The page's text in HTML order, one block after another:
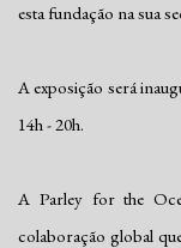
esta fundação na sua
A exposição será
14h - 20h.
A Parley for the
colaboração global